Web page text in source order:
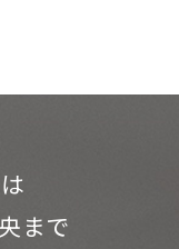
まで